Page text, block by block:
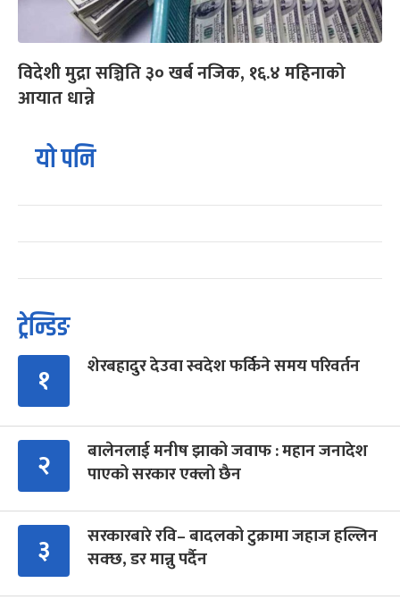
विदेशी मुद्रा सञ्चिति ३० खर्ब नजिक, १६.४ महिनाको
आयात धान्ने
यो पनि
ट्रेन्डिङ
१ शेरबहादुर देउवा स्वदेश फर्किने समय परिवर्तन
२
बालेनलाई मनीष झाको जवाफ : महान जनादेश
पाएको सरकार एक्लो छैन
३
सरकारबारे रवि– बादलको टुक्रामा जहाज हल्लिन
सक्छ, डर मान्नु पर्दैन